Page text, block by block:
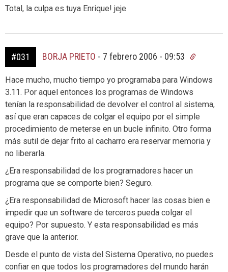
Total, la culpa es tuya Enrique! jeje
#031 BORJA PRIETO - 7 febrero 2006 - 09:53
Hace mucho, mucho tiempo yo programaba para Windows
3.11. Por aquel entonces los programas de Windows
tenían la responsabilidad de devolver el control al sistema,
así que eran capaces de colgar el equipo por el simple
procedimiento de meterse en un bucle infinito. Otro forma
más sutil de dejar frito al cacharro era reservar memoria y
no liberarla.
¿Era responsabilidad de los programadores hacer un
programa que se comporte bien? Seguro.
¿Era responsabilidad de Microsoft hacer las cosas bien e
impedir que un software de terceros pueda colgar el
equipo? Por supuesto. Y esta responsabilidad es más
grave que la anterior.
Desde el punto de vista del Sistema Operativo, no puedes
confiar en que todos los programadores del mundo harán